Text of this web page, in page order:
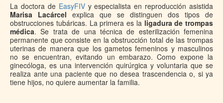
La doctora de EasyFIVy especialista en reproducción asistida
Marisa Lacárcel explica que se distinguen dos tipos de
obstrucciones tubáricas. La primera es la ligadura de trompas
médica. Se trata de una técnica de esterilización femenina
permanente que consiste en la obstrucción total de las trompas
uterinas de manera que los gametos femeninos y masculinos
no se encuentran, evitando un embarazo. Como expone la
ginecóloga, es una intervención quirúrgica y voluntaria que se
realiza ante una paciente que no desea trascendencia o, si ya
tiene hijos, no quiere aumentar la familia.